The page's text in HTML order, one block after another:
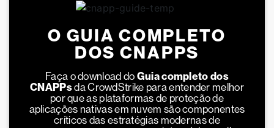
O GUIA COMPLETO
DOS CNAPPS
Faça o download do Guia completo dos
CNAPPsda CrowdStrike para entender melhor
por que as plataformas de proteção de
aplicações nativas em nuvem são componentes
críticos das estratégias modernas de